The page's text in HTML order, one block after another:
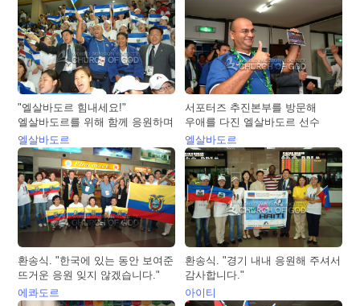
"엘살바도르 힘내세요!"
엘살바도르를 위해 함께 응원하며
엘살바도르
서포터즈 추진본부를 방문해
우애를 다진 엘살바도르 선수
엘살바도르
환송식. "한국에 있는 동안 보여준
뜨거운 응원 잊지 않겠습니다."
에콰도르
환송식. "경기 내내 응원해 주셔서
감사합니다."
아이티